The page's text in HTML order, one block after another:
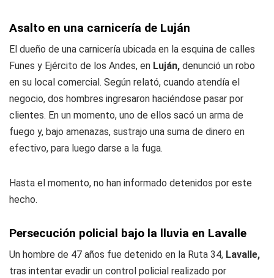
Asalto en una carnicería de Luján
El dueño de una carnicería ubicada en la esquina de calles
Funes y Ejército de los Andes, en Luján, denunció un robo
en su local comercial. Según relató, cuando atendía el
negocio, dos hombres ingresaron haciéndose pasar por
clientes. En un momento, uno de ellos sacó un arma de
fuego y, bajo amenazas, sustrajo una suma de dinero en
efectivo, para luego darse a la fuga.
Hasta el momento, no han informado detenidos por este
hecho.
Persecución policial bajo la lluvia en Lavalle
Un hombre de 47 años fue detenido en la Ruta 34, Lavalle,
tras intentar evadir un control policial realizado por